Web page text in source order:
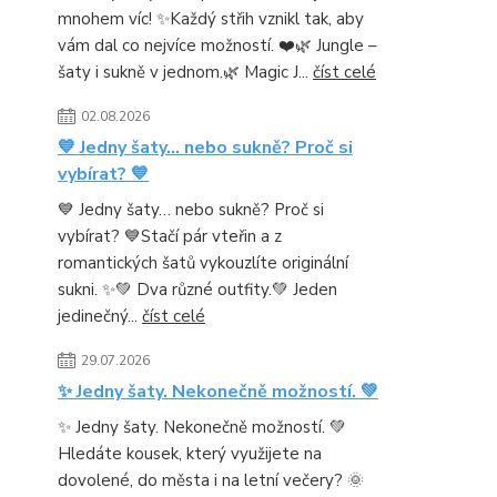
mnohem víc! ✨Každý střih vznikl tak, aby
vám dal co nejvíce možností. ❤️🌿 Jungle –
šaty i sukně v jednom.🌿 Magic J... číst celé
02.08.2026
💙 Jedny šaty… nebo sukně? Proč si
vybírat? 💙
💙 Jedny šaty… nebo sukně? Proč si
vybírat? 💙Stačí pár vteřin a z
romantických šatů vykouzlíte originální
sukni. ✨💚 Dva různé outfity.💚 Jeden
jedinečný... číst celé
29.07.2026
✨ Jedny šaty. Nekonečně možností. 💚
✨ Jedny šaty. Nekonečně možností. 💚
Hledáte kousek, který využijete na
dovolené, do města i na letní večery? 🌞